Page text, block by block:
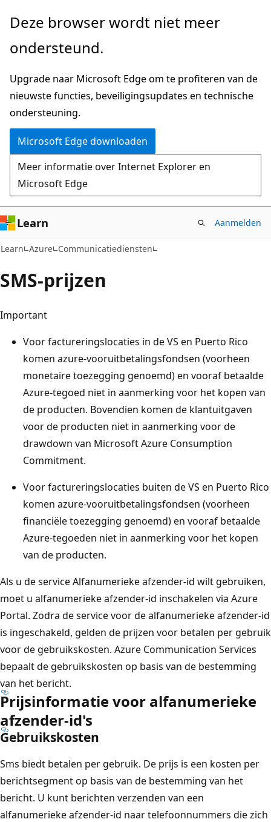
Naar
gaan
Deze browser wordt niet meer
ondersteund.
Upgrade naar Microsoft Edge om te profiteren van de
nieuwste functies, beveiligingsupdates en technische
ondersteuning.
Microsoft Edge downloaden
Meer informatie over Internet Explorer en
Microsoft Edge
Learn Aanmelden
Learn Azure Communicatiediensten
SMS-prijzen
Important
Voor factureringslocaties in de VS en Puerto Rico
komen azure-vooruitbetalingsfondsen (voorheen
monetaire toezegging genoemd) en vooraf betaalde
Azure-tegoed niet in aanmerking voor het kopen van
de producten. Bovendien komen de klantuitgaven
voor de producten niet in aanmerking voor de
drawdown van Microsoft Azure Consumption
Commitment.
Voor factureringslocaties buiten de VS en Puerto Rico
komen azure-vooruitbetalingsfondsen (voorheen
financiële toezegging genoemd) en vooraf betaalde
Azure-tegoeden niet in aanmerking voor het kopen
van de producten.
Als u de service Alfanumerieke afzender-id wilt gebruiken,
moet u alfanumerieke afzender-id inschakelen via Azure
Portal. Zodra de service voor de alfanumerieke afzender-id
is ingeschakeld, gelden de prijzen voor betalen per gebruik
voor de gebruikskosten. Azure Communication Services
bepaalt de gebruikskosten op basis van de bestemming
van het bericht.
Prijsinformatie voor alfanumerieke
afzender-id's
Gebruikskosten
Sms biedt betalen per gebruik. De prijs is een kosten per
berichtsegment op basis van de bestemming van het
bericht. U kunt berichten verzenden van een
alfanumerieke afzender-id naar telefoonnummers die zich